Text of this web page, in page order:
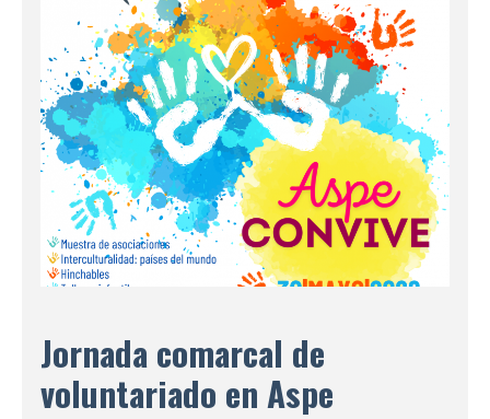
Jornada comarcal de
voluntariado en Aspe